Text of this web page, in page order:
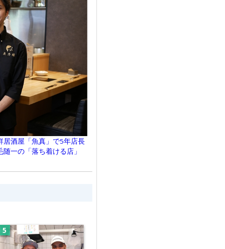
居酒屋「魚真」で5年店長
一の「落ち着ける店」